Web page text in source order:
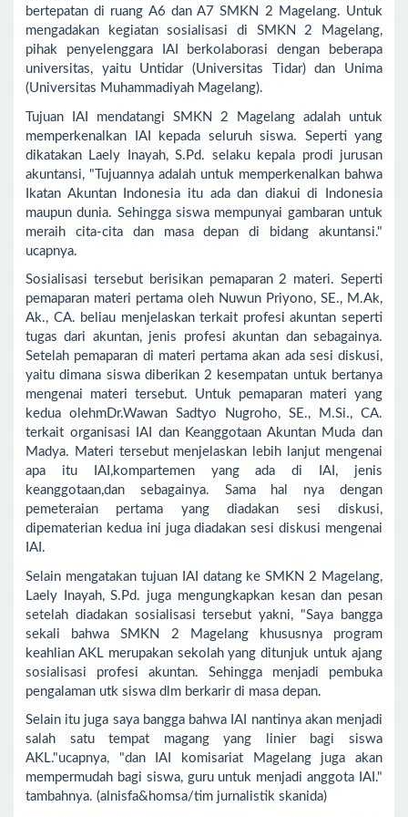
bertepatan di ruang A6 dan A7 SMKN 2 Magelang. Untuk
mengadakan kegiatan sosialisasi di SMKN 2 Magelang,
pihak penyelenggara IAI berkolaborasi dengan beberapa
universitas, yaitu Untidar (Universitas Tidar) dan Unima
(Universitas Muhammadiyah Magelang).
Tujuan IAI mendatangi SMKN 2 Magelang adalah untuk
memperkenalkan IAI kepada seluruh siswa. Seperti yang
dikatakan Laely Inayah, S.Pd. selaku kepala prodi jurusan
akuntansi, "Tujuannya adalah untuk memperkenalkan bahwa
Ikatan Akuntan Indonesia itu ada dan diakui di Indonesia
maupun dunia. Sehingga siswa mempunyai gambaran untuk
meraih cita-cita dan masa depan di bidang akuntansi."
ucapnya.
Sosialisasi tersebut berisikan pemaparan 2 materi. Seperti
pemaparan materi pertama oleh Nuwun Priyono, SE., M.Ak,
Ak., CA. beliau menjelaskan terkait profesi akuntan seperti
tugas dari akuntan, jenis profesi akuntan dan sebagainya.
Setelah pemaparan di materi pertama akan ada sesi diskusi,
yaitu dimana siswa diberikan 2 kesempatan untuk bertanya
mengenai materi tersebut. Untuk pemaparan materi yang
kedua olehmDr.Wawan Sadtyo Nugroho, SE., M.Si., CA.
terkait organisasi IAI dan Keanggotaan Akuntan Muda dan
Madya. Materi tersebut menjelaskan lebih lanjut mengenai
apa itu IAI,kompartemen yang ada di IAI, jenis
keanggotaan,dan sebagainya. Sama hal nya dengan
pemeteraian pertama yang diadakan sesi diskusi,
dipematerian kedua ini juga diadakan sesi diskusi mengenai
IAI.
Selain mengatakan tujuan IAI datang ke SMKN 2 Magelang,
Laely Inayah, S.Pd. juga mengungkapkan kesan dan pesan
setelah diadakan sosialisasi tersebut yakni, "Saya bangga
sekali bahwa SMKN 2 Magelang khususnya program
keahlian AKL merupakan sekolah yang ditunjuk untuk ajang
sosialisasi profesi akuntan. Sehingga menjadi pembuka
pengalaman utk siswa dlm berkarir di masa depan.
Selain itu juga saya bangga bahwa IAI nantinya akan menjadi
salah satu tempat magang yang linier bagi siswa
AKL."ucapnya, "dan IAI komisariat Magelang juga akan
mempermudah bagi siswa, guru untuk menjadi anggota IAI."
tambahnya. (alnisfa&homsa/tim jurnalistik skanida)